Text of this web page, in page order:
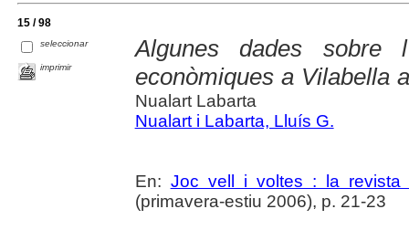
15 / 98
seleccionar
imprimir
Algunes dades sobre
econòmiques a Vilabella
Nualart Labarta
Nualart i Labarta, Lluís G.
En: Joc vell i voltes : la revista
(primavera-estiu 2006), p. 21-23